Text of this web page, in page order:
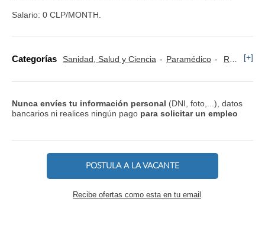
Salario: 0 CLP/MONTH.
Categorías Sanidad, Salud y Ciencia Paramédico Restauración y Turismo [+]
Nunca envíes tu información personal (DNI, foto,...), datos
bancarios ni realices ningún pago para solicitar un empleo
POSTULA A LA VACANTE
Recibe ofertas como esta en tu email